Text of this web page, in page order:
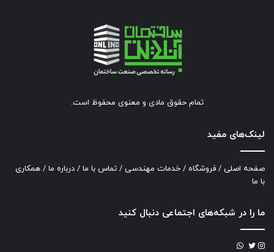
تمام حقوق مادی و معنوی محفوظ است.
لینک‌های مفید
صفحه اصلی / فروشگاه / خدمات مهندسی / تماس با ما / درباره ما / همکاری
با ما
ما را در شبکه‌های اجتماعی دنبال کنید